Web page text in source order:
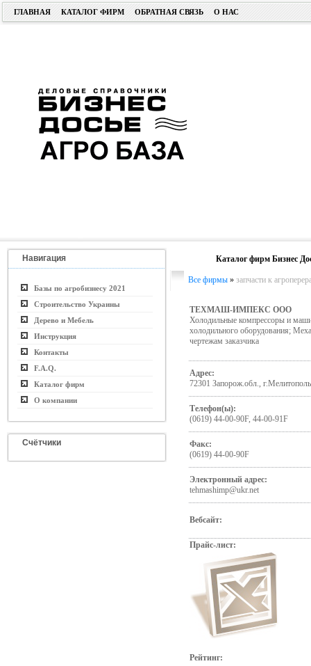
ГЛАВНАЯ КАТАЛОГ ФИРМ ОБРАТНАЯ СВЯЗЬ О НАС
Навигация
Базы по агробизнесу 2021
Строительство Украины
Дерево и Мебель
Инструкция
Контакты
F.A.Q.
Каталог фирм
О компании
Счётчики
Каталог фирм Бизнес
Все фирмы » запчасти к
ТЕХМАШ-ИМПЕКС ООО
Холодильные компрессоры и
холодильного оборудования;
чертежам заказчика
Адрес:
72301 Запорож.обл.,
Телефон(ы):
(0619) 44-00-90F, 44-00-91F
Факс:
(0619) 44-00-90F
Электронный адрес:
tehmashimp@ukr.net
Вебсайт:
Прайс-лист:
Рейтинг: